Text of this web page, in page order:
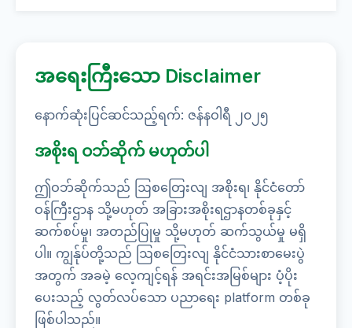
အရေးကြီးသော Disclaimer
နောက်ဆုံးပြင်ဆင်သည့်ရက်: ဇန်နဝါရီ ၂၀၂၅
အစိုးရ ဝဘ်ဆိုက် မဟုတ်ပါ
ဤဝဘ်ဆိုက်သည် ဩစတြေးလျ အစိုးရ၊ နိုင်ငံတော်
ဝန်ကြီးဌာန သို့မဟုတ် အခြားအစိုးရဌာနတစ်ခုနှင့်
ဆက်စပ်မှု၊ အတည်ပြုမှု သို့မဟုတ် ဆက်သွယ်မှု မရှိ
ပါ။ ကျွန်ုပ်တို့သည် ဩစတြေးလျ နိုင်ငံသားစာမေးပွဲ
အတွက် အခမဲ့ လေ့ကျင့်ရန် အရင်းအမြစ်များ ပံ့ပိုး
ပေးသည့် လွတ်လပ်သော ပညာရေး platform တစ်ခု
ဖြစ်ပါသည်။